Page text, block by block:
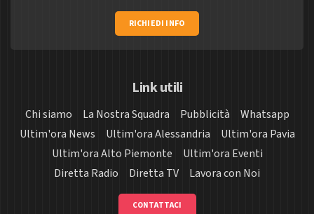
RICHIEDI INFO
Link utili
Chi siamo La Nostra Squadra Pubblicità
Whatsapp
Ultim'ora News
Ultim'ora Alessandria
Ultim'ora Pavia
Ultim'ora Alto Piemonte
Ultim'ora Eventi
Diretta Radio
Diretta TV Lavora con Noi
CONTATTACI